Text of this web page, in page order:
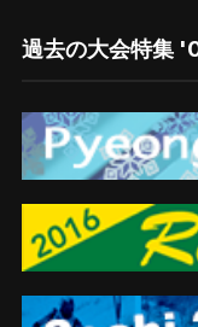
過去の大会特集